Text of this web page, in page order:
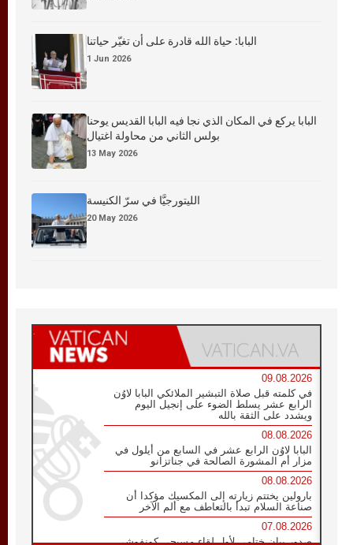
البابا: حياة الله قادرة على أن تغيّر حياتنا
1 Jun 2026
البابا يركع في المكان الذي نجا فيه البابا القديس يوحنا
بولس الثاني من محاولة اغتيال
13 May 2026
الليتورجيَّا في سرّ الكنيسة
20 May 2026
09.08.2026
في كلمته قبل صلاة التبشير الملائكي البابا لاوُن
الرابع عشر يسلط الضوء على إنجيل اليوم
ويشدد على الثقة بالله
08.08.2026
البابا لاوُن الرابع عشر في السابع من أيلول في
مزار أم المشورة الصالحة في جناتزانو
08.08.2026
بارولين يختتم زيارته إلى المكسيك مؤكدا أن
صناعة السلام تبدأ بالتعاطف مع ألم الآخر
07.08.2026
صدور بيان ختامي لأول لقاء مسيحي كونفوشي